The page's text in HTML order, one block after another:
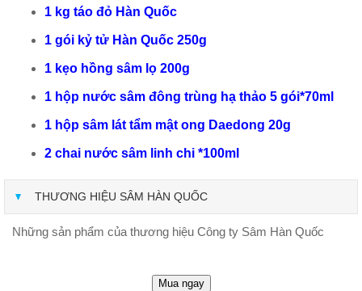
1 kg táo đỏ Hàn Quốc
1 gói kỷ tử Hàn Quốc 250g
1 kẹo hồng sâm lọ 200g
1 hộp nước sâm đông trùng hạ thảo 5 gói*70ml
1 hộp sâm lát tẩm mật ong Daedong 20g
2 chai nước sâm linh chi *100ml
THƯƠNG HIỆU SÂM HÀN QUỐC
Những sản phẩm của thương hiệu Công ty Sâm Hàn Quốc
Mua ngay